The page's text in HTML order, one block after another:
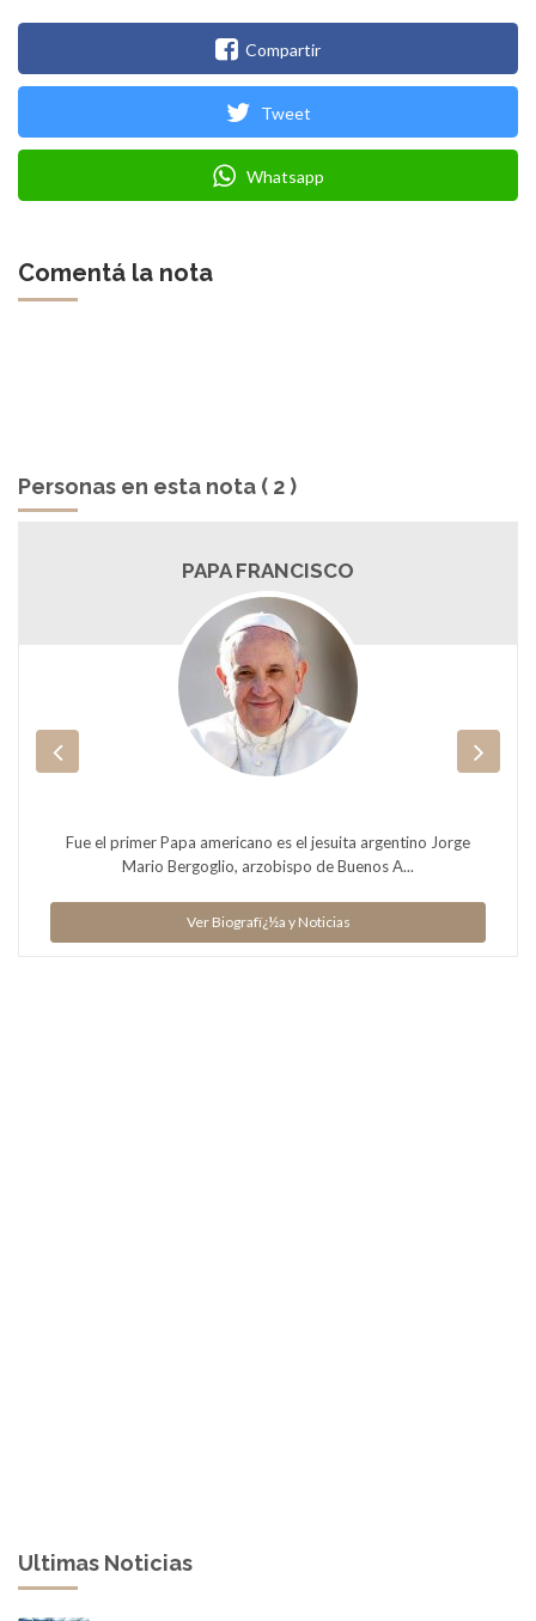
Compartir
Tweet
Whatsapp
Comentá la nota
Personas en esta nota ( 2 )
PAPA FRANCISCO
Fue el primer Papa americano es el jesuita argentino Jorge
Mario Bergoglio, arzobispo de Buenos A...
Ver Biografï¿½a y Noticias
Ultimas Noticias